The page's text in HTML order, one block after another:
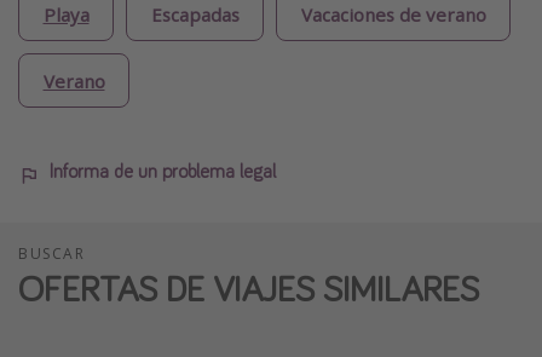
Playa Escapadas Vacaciones de verano
Verano
Informa de un problema legal
BUSCAR
OFERTAS DE VIAJES SIMILARES